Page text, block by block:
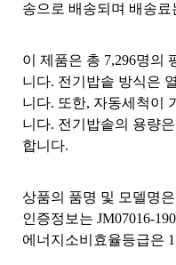
송으로 배송되며 배송료
이 제품은 총 7,296명의
니다. 전기밥솥 방식은
니다. 또한, 자동세척이
니다. 전기밥솥의 용량
합니다.
상품의 품명 및 모델명
인증정보는 JM07016-
에너지소비효율등급은